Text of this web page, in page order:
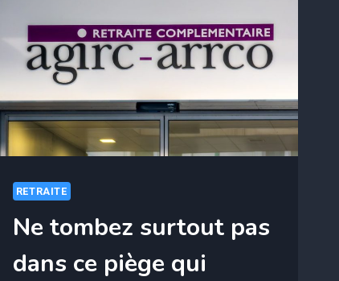
RETRAITE
Ne tombez surtout pas
dans ce piège qui